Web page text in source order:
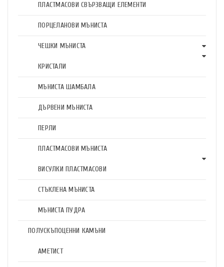
ПЛАСТМАСОВИ СВЪРЗВАЩИ ЕЛЕМЕНТИ
ПОРЦЕЛАНОВИ МЪНИСТА
ЧЕШКИ МЪНИСТА
КРИСТАЛИ
МЪНИСТА ШАМБАЛА
ДЪРВЕНИ МЪНИСТА
ПЕРЛИ
ПЛАСТМАСОВИ МЪНИСТА
ВИСУЛКИ ПЛАСТМАСОВИ
СТЪКЛЕНА МЪНИСТА
МЪНИСТА ПУДРА
ПОЛУСКЪПОЦЕННИ КАМЪНИ
АМЕТИСТ